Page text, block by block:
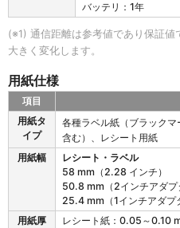
バッテリ：1年
(※1) 通信距離は参考値であり保証値
大きく変化します。
用紙仕様
p
項目
用紙タ
イプ
各種ラベル紙（ブラックマ
含む）、レシート用紙
用紙幅
レシート・ラベル
58 mm（2.28 インチ）
50.8 mm（2インチアダプ
25.4 mm（1インチアダプ
用紙厚
レシート紙：0.05～0.10